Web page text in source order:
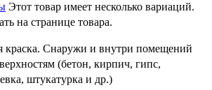
Этот товар имеет несколько вариаций.
на странице товара.
краска. Снаружи и внутри помещений
(бетон, кирпич, гипс,
штукатурка и др.)